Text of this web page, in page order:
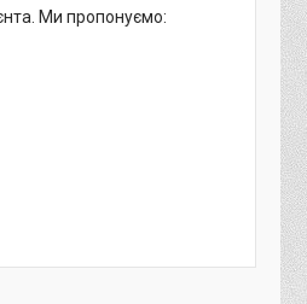
Ми пропонуємо: